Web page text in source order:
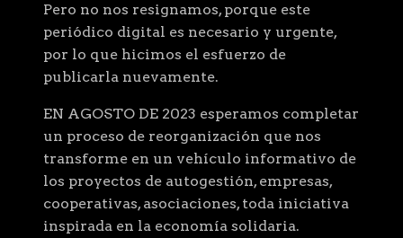
Pero no nos resignamos, porque este
periódico digital es necesario y urgente,
por lo que hicimos el esfuerzo de
publicarla nuevamente.
EN AGOSTO DE 2023 esperamos completar
un proceso de reorganización que nos
transforme en un vehículo informativo de
los proyectos de autogestión, empresas,
cooperativas, asociaciones, toda iniciativa
inspirada en la economía solidaria.